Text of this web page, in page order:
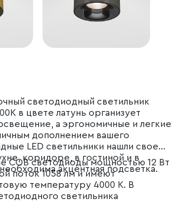
светодиодный светильник
в цвете латунь организует
а эргономичные и легкие
дополнением вашего
LED светильники нашли свое
коридоре, в гостиной и в
акцентная подсветка.
COB светодиоды мощностью 12 Вт
поток 1058 лм и имеют
температуру 4000 К. В
светильника